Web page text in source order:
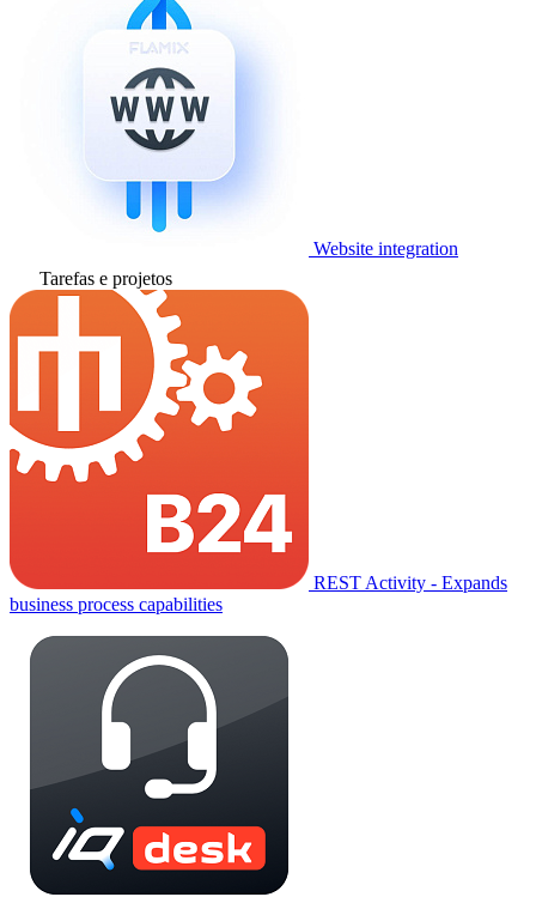
Website integration
Tarefas e projetos
REST Activity - Expands
business process capabilities